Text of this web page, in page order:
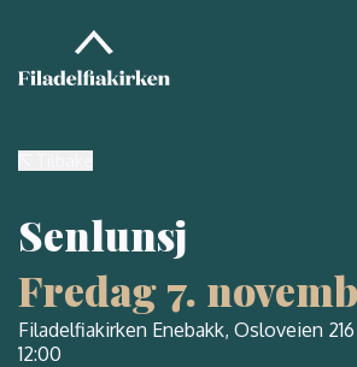
Senlunsj
Fredag 7.
Filadelfiakirken Enebakk, Osloveien 216
12:00